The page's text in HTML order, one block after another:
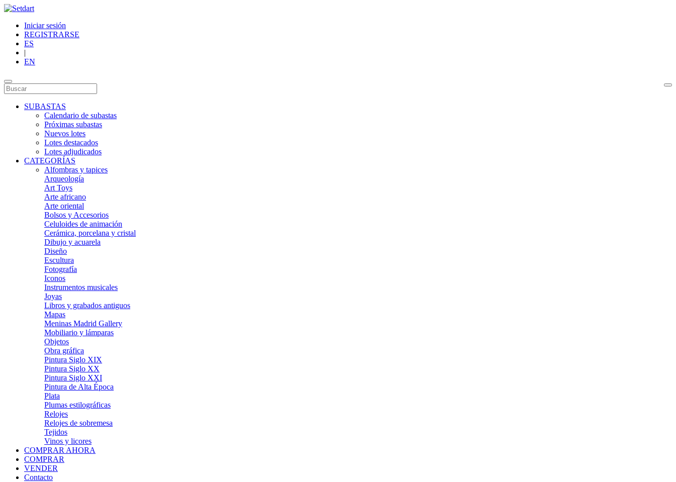
Iniciar sesión
REGISTRARSE
ES
|
EN
SUBASTAS
Calendario de subastas
Próximas subastas
Nuevos lotes
Lotes destacados
Lotes adjudicados
CATEGORÍAS
Alfombras y tapices
Arqueología
Art Toys
Arte africano
Arte oriental
Bolsos y Accesorios
Celuloides de animación
Cerámica, porcelana y cristal
Dibujo y acuarela
Diseño
Escultura
Fotografía
Iconos
Instrumentos musicales
Joyas
Libros y grabados antiguos
Mapas
Meninas Madrid Gallery
Mobiliario y lámparas
Objetos
Obra gráfica
Pintura Siglo XIX
Pintura Siglo XX
Pintura Siglo XXI
Pintura de Alta Época
Plata
Plumas estilográficas
Relojes
Relojes de sobremesa
Tejidos
Vinos y licores
COMPRAR AHORA
COMPRAR
VENDER
Contacto